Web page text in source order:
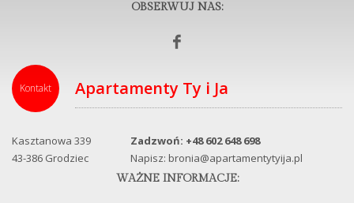
OBSERWUJ NAS:
Kontakt Apartamenty Ty i Ja
Kasztanowa 339
43-386 Grodziec
Zadzwoń: +48 602 648 698
Napisz: bronia@apartamentytyija.pl
WAŻNE INFORMACJE: